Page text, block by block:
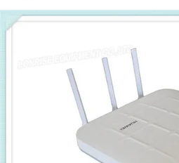
SITEMAP
PRIVACYBELEID